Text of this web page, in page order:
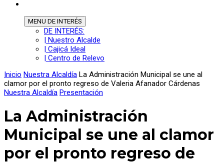
MENU DE INTERÉS
DE INTERÉS:
| Nuestro Alcalde
| Cajicá Ideal
| Centro de Relevo
Inicio Nuestra Alcaldía La Administración Municipal se une al
clamor por el pronto regreso de Valeria Afanador Cárdenas
Nuestra Alcaldía Presentación
La Administración
Municipal se une al clamor
por el pronto regreso de